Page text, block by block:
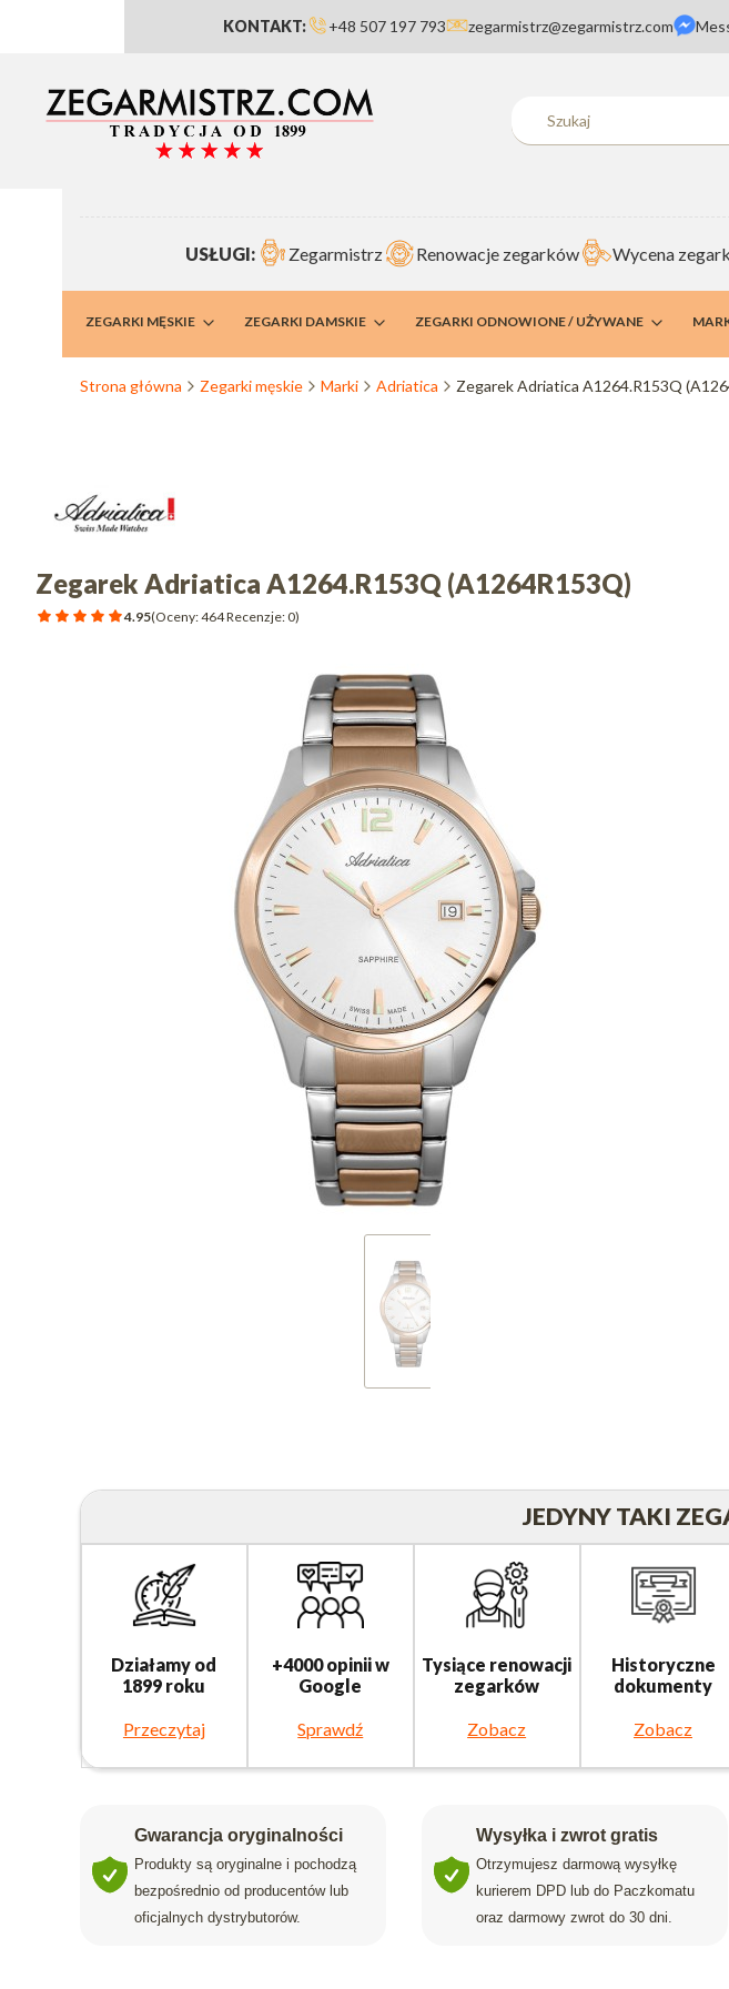
KONTAKT: +48 507 197 793 zegarmistrz@zegarmistrz.com
USŁUGI: Zegarmistrz Renowacje zegarków Wycena
ZEGARKI MĘSKIE ZEGARKI DAMSKIE ZEGARKI ODNOWIONE / UŻYWANE
Strona główna Zegarki męskie Marki Adriatica Zegarek Adriatica A1264.R153Q
Zegarek Adriatica A1264.R153Q (A1264R153Q)
4.95(Oceny: 464 Recenzje: 0)
JEDYNY TAKI
Działamy od
1899 roku
Przeczytaj
+4000 opinii w
Google
Sprawdź
Tysiące renowacji
zegarków
Zobacz
Historyczne
dokumenty
Zobacz
Gwarancja oryginalności
Produkty są oryginalne i pochodzą
bezpośrednio od producentów lub
oficjalnych dystrybutorów.
Wysyłka i zwrot gratis
Otrzymujesz darmową wysyłkę
kurierem DPD lub do Paczkomatu
oraz darmowy zwrot do 30 dni.